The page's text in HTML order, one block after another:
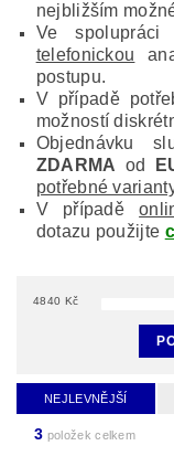
nejbližším
Ve
telefonickou
postupu.
V případě
možností
Objednávku
ZDARMA od
potřebné
V případě
dotazu použijte
4840 Kč
NEJLEVNĚJŠÍ
3 položek celkem